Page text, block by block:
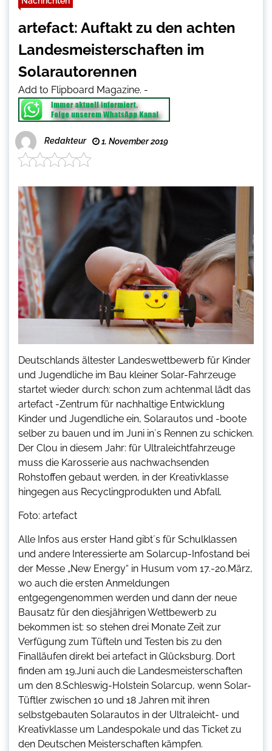
artefact: Auftakt zu den achten
Landesmeisterschaften im
Solarautorennen
Add to Flipboard Magazine. -
Redakteur 1. November 2019
Deutschlands ältester Landeswettbewerb für Kinder
und Jugendliche im Bau kleiner Solar-Fahrzeuge
startet wieder durch: schon zum achtenmal lädt das
artefact -Zentrum für nachhaltige Entwicklung
Kinder und Jugendliche ein, Solarautos und -boote
selber zu bauen und im Juni in´s Rennen zu schicken.
Der Clou in diesem Jahr: für Ultraleichtfahrzeuge
muss die Karosserie aus nachwachsenden
Rohstoffen gebaut werden, in der Kreativklasse
hingegen aus Recyclingprodukten und Abfall.
Foto: artefact
Alle Infos aus erster Hand gibt´s für Schulklassen
und andere Interessierte am Solarcup-Infostand bei
der Messe „New Energy“ in Husum vom 17.-20.März,
wo auch die ersten Anmeldungen
entgegengenommen werden und dann der neue
Bausatz für den diesjährigen Wettbewerb zu
bekommen ist: so stehen drei Monate Zeit zur
Verfügung zum Tüfteln und Testen bis zu den
Finalläufen direkt bei artefact in Glücksburg. Dort
finden am 19.Juni auch die Landesmeisterschaften
um den 8.Schleswig-Holstein Solarcup, wenn Solar-
Tüftler zwischen 10 und 18 Jahren mit ihren
selbstgebauten Solarautos in der Ultraleicht- und
Kreativklasse um Landespokale und das Ticket zu
den Deutschen Meisterschaften kämpfen.